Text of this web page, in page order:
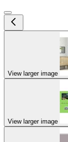
View larger image
View larger image